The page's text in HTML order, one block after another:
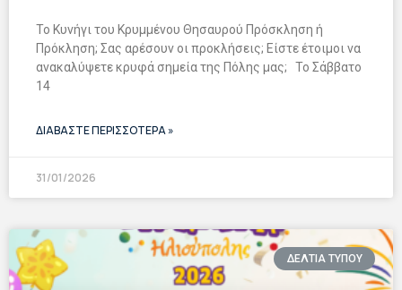
Το Κυνήγι του Κρυμμένου Θησαυρού Πρόσκληση ή
Πρόκληση; Σας αρέσουν οι προκλήσεις; Είστε έτοιμοι να
ανακαλύψετε κρυφά σημεία της Πόλης μας; Το Σάββατο
14
ΔΙΑΒΑΣΤΕ ΠΕΡΙΣΣΟΤΕΡΑ »
31/01/2026
ΔΕΛΤΙΑ ΤΥΠΟΥ